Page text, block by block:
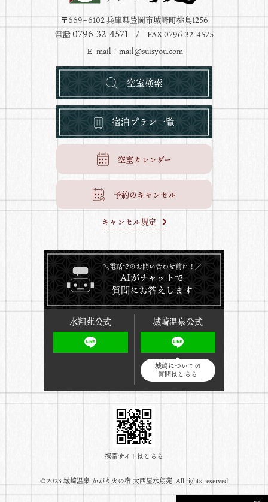
〒669−6102 兵庫県豊岡市城崎町桃島1256
電話0796-32-4571/ FAX 0796-32-4575
Ｅ-mail： mail@suisyou.com
空室検索
宿泊プラン一覧
空室カレンダー
予約のキャンセル
キャンセル規定
＼電話でのお問い合わせ前に！／
AIがチャットで
質問にお答えします
水翔苑公式 城崎温泉公式
城崎についての
質問はこちら
携帯サイトはこちら
©️2023 城崎温泉 かがり火の宿 大西屋水翔苑. All rights reserved